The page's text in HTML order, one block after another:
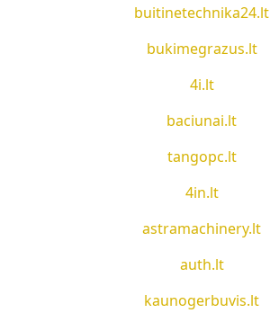
buitinetechnika24.lt
bukimegrazus.lt
4i.lt
baciunai.lt
tangopc.lt
4in.lt
astramachinery.lt
auth.lt
kaunogerbuvis.lt